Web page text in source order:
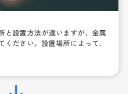
と設置方法が違いますが、金属
ください。設置場所によって、